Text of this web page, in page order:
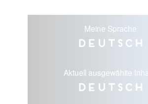
Meine Sprache
Deutsch
Aktuell ausgewählte
Deutsch